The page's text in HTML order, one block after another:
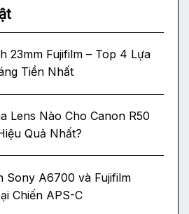
23mm Fujifilm – Top 4 Lựa
Tiền Nhất
Lens Nào Cho Canon R50
Quả Nhất?
Sony A6700 và Fujifilm
Chiến APS-C